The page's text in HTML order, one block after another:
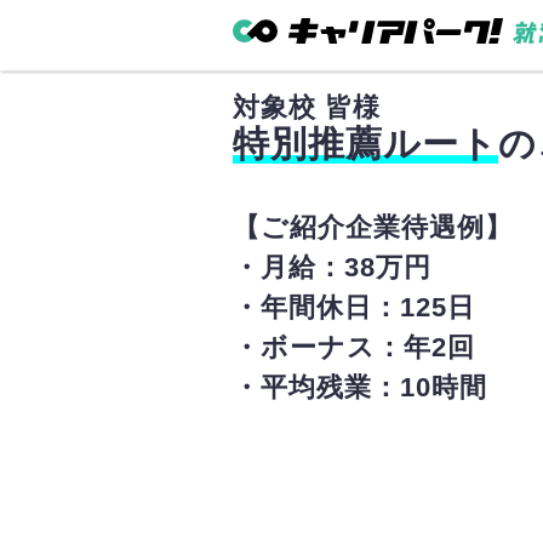
対象校 皆様
特別推薦ルート
【ご紹介企業待遇例】
・月給：38万円
・年間休日：125日
・ボーナス：年2回
・平均残業：10時間